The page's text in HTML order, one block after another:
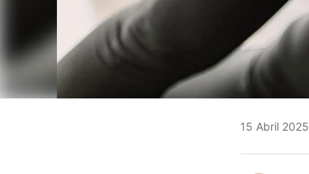
15 Abril 2025